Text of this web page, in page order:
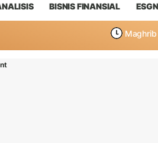
BISNIS FINANSIAL
Maghrib